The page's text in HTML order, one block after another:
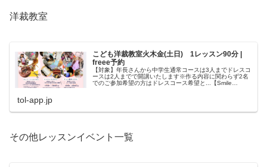
洋裁教室
こども洋裁教室火木金(土日) 1レッスン90分 |
freee予約
【対象】年長さんから中学生通常コースは3人までドレスコ
ースは2人までで開講いたします※作る内容に関わらず2名
でのご参加希望の方はドレスコース希望と...【Smile
tol-app.jp
その他レッスンイベント一覧